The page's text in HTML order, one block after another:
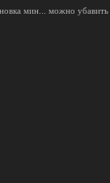
мин... можно убавить